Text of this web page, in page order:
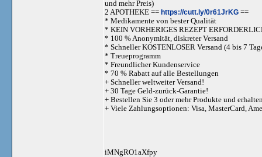
und mehr Preis)
2 APOTHEKE == https://cutt.ly/0r61JrKG ==
* Medikamente von bester Qualität
* KEIN VORHERIGES REZEPT
* 100 % Anonymität, diskreter Versand
* Schneller KOSTENLOSER Versand (4 bis 7
* Treueprogramm
* Freundlicher Kundenservice
* 70 % Rabatt auf alle Bestellungen
+ Schneller weltweiter Versand!
+ 30 Tage Geld-zurück-Garantie!
+ Bestellen Sie 3 oder mehr Produkte und
+ Viele Zahlungsoptionen: Visa, MasterCard,
iMNgRO1aXfpy